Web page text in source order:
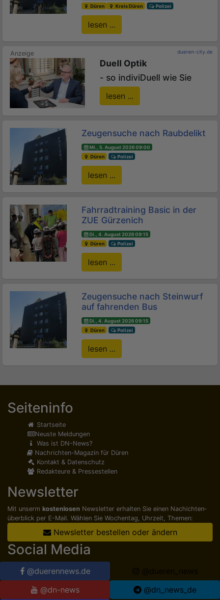
Düren
Kreis Düren Polizei
lesen ...
dueren-city.de
Duell Optik
- so indiviDuell wie Sie
lesen ...
Zeugensuche nach Raubdelikt
Mi., 5. August 2026 09:00
Düren
Polizei
lesen ...
Fahrradtraining Basic in der
ZUE Gürzenich
Di., 4. August 2026 09:15
Düren
Polizei
lesen ...
Zeugensuche nach Steinwurf
auf fahrenden Bus
Di., 4. August 2026 09:15
Düren
Polizei
lesen ...
Seiteninfo
Startseite
Neuste Meldungen
Was ist DN-News?
Nachrichten-Magazin für Düren
Kontakt & Datenschutz
Redakteure & Pressestellen
Newsletter
Mit unserm kostenlosen Newsletter erhalten Sie einen Nachichten­
überblick per E-Mail. Wählen Sie Wochentag, Uhrzeit, Themen:
Newsletter bestellen oder ändern
Social Media
@duerennews.de
@dn-news
@dn_news_de